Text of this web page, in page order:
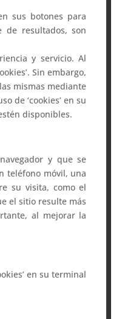
sus botones para
resultados, son
y servicio. Al
Sin embargo,
mismas mediante
de ‘cookies’ en su
disponibles.
y que se
teléfono móvil, una
su visita, como el
el sitio resulte más
al mejorar la
en su terminal